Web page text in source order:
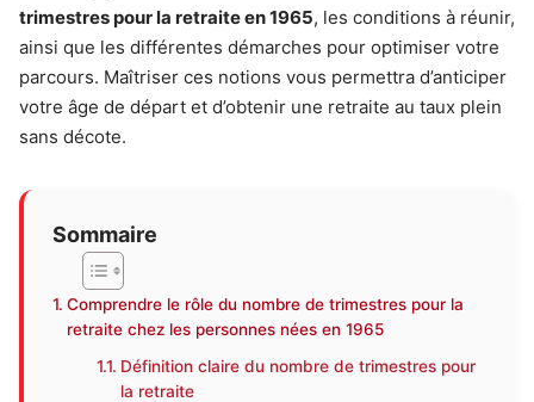
trimestres pour la retraite en 1965, les conditions à réunir,
ainsi que les différentes démarches pour optimiser votre
parcours. Maîtriser ces notions vous permettra d’anticiper
votre âge de départ et d’obtenir une retraite au taux plein
sans décote.
Sommaire
Comprendre le rôle du nombre de trimestres pour la
retraite chez les personnes nées en 1965
Définition claire du nombre de trimestres pour
la retraite